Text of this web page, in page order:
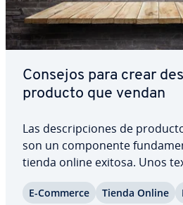
Consejos para crear
producto que vendan
Las de­s­cri­p­cio­nes de
son un co­m­po­ne­n­te
tienda online exitosa. Unos
vi­n­ce­n­tes no solo co­n­tri­bu­yen
compra de los clientes
E-Commerce Tienda Online